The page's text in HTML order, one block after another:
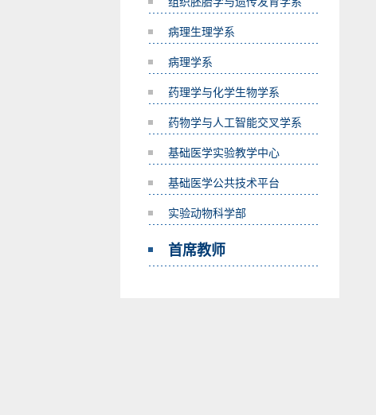
病理生理学系
病理学系
药理学与化学生物学系
药物学与人工智能交叉学系
基础医学实验教学中心
基础医学公共技术平台
实验动物科学部
首席教师